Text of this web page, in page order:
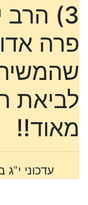
3) הרב
פרה
שהמשיח
לביאת
מאוד!!
עדכוני י"ג